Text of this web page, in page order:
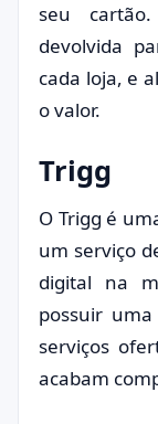
seu
devolvida
cada loja, e
o valor.
Trigg
O Trigg é
um serviço
digital na
possuir
serviços
acabam